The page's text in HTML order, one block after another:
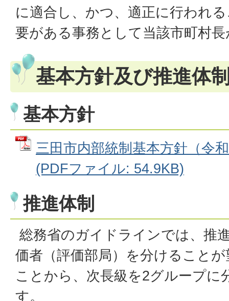
に適合し、かつ、適正に行われ
要がある事務として当該市町村
基本方針及び推進体
基本方針
三田市内部統制基本方針（令
(PDFファイル: 54.9KB)
推進体制
総務省のガイドラインでは、推
価者（評価部局）を分けること
ことから、次長級を2グループに
す。